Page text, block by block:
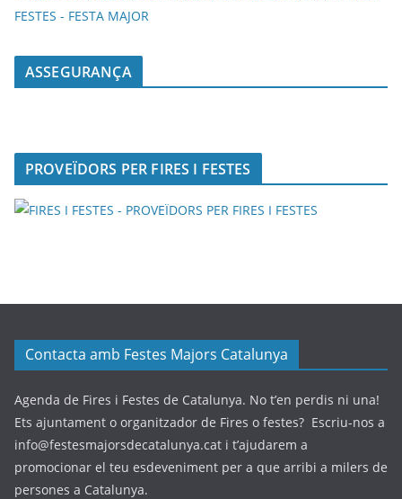
ASSEGURANÇA
PROVEÏDORS PER FIRES I FESTES
Contacta amb Festes Majors Catalunya
Agenda de Fires i Festes de Catalunya. No t’en perdis ni una!
Ets ajuntament o organitzador de Fires o festes? Escriu-nos a
info@festesmajorsdecatalunya.cat i t’ajudarem a
promocionar el teu esdeveniment per a que arribi a milers de
persones a Catalunya.